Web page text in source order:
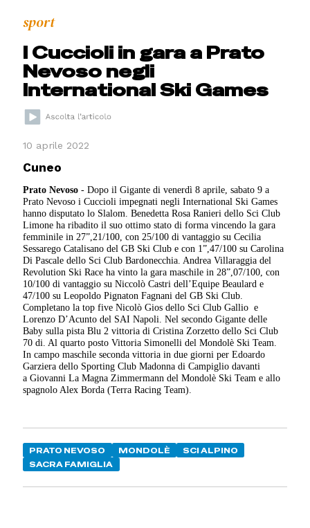
sport
I Cuccioli in gara a Prato
Nevoso negli
International Ski Games
10 aprile 2022
Cuneo
Prato Nevoso - Dopo il Gigante di venerdì 8 aprile, sabato 9 a
Prato Nevoso i Cuccioli impegnati negli International Ski Games
hanno disputato lo Slalom. Benedetta Rosa Ranieri dello Sci Club
Limone ha ribadito il suo ottimo stato di forma vincendo la gara
femminile in 27”,21/100, con 25/100 di vantaggio su Cecilia
Sessarego Catalisano del GB Ski Club e con 1”,47/100 su Carolina
Di Pascale dello Sci Club Bardonecchia. Andrea Villaraggia del
Revolution Ski Race ha vinto la gara maschile in 28”,07/100, con
10/100 di vantaggio su Niccolò Castri dell’Equipe Beaulard e
47/100 su Leopoldo Pignaton Fagnani del GB Ski Club.
Completano la top five Nicolò Gios dello Sci Club Gallio e
Lorenzo D’Acunto del SAI Napoli. Nel secondo Gigante delle
Baby sulla pista Blu 2 vittoria di Cristina Zorzetto dello Sci Club
70 di. Al quarto posto Vittoria Simonelli del Mondolè Ski Team.
In campo maschile seconda vittoria in due giorni per Edoardo
Garziera dello Sporting Club Madonna di Campiglio davanti
a Giovanni La Magna Zimmermann del Mondolè Ski Team e allo
spagnolo Alex Borda (Terra Racing Team).
PRATO NEVOSO MONDOLÈ
SCI ALPINO
SACRA FAMIGLIA